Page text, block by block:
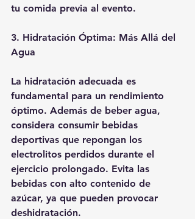
tu comida previa al evento.
3. Hidratación Óptima: Más Allá del
Agua
La hidratación adecuada es
fundamental para un rendimiento
óptimo. Además de beber agua,
considera consumir bebidas
deportivas que repongan los
electrolitos perdidos durante el
ejercicio prolongado. Evita las
bebidas con alto contenido de
azúcar, ya que pueden provocar
deshidratación.